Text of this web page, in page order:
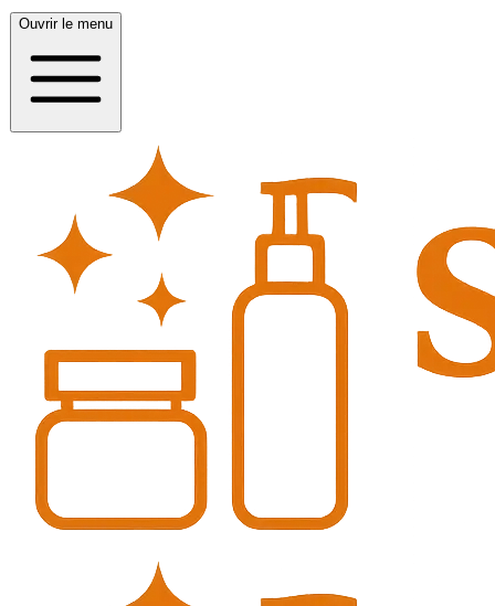
Ouvrir le menu